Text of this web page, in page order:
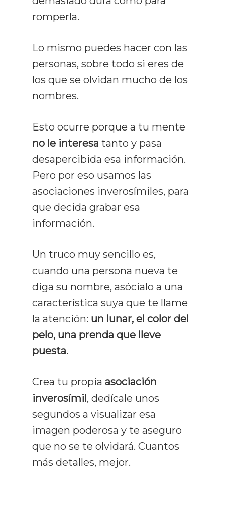
romperla.
Lo mismo puedes hacer con las
personas, sobre todo si eres de
los que se olvidan mucho de los
nombres.
Esto ocurre porque a tu mente
no le interesa tanto y pasa
desapercibida esa información.
Pero por eso usamos las
asociaciones inverosímiles, para
que decida grabar esa
información.
Un truco muy sencillo es,
cuando una persona nueva te
diga su nombre, asócialo a una
característica suya que te llame
la atención: un lunar, el color del
pelo, una prenda que lleve
puesta.
Crea tu propia asociación
inverosímil, dedícale unos
segundos a visualizar esa
imagen poderosa y te aseguro
que no se te olvidará. Cuantos
más detalles, mejor.
Rápida
Recursos
Gratuitos
Prensa Y
Blog
Todos Los Artículos
Lectura Rápida
Comprensión
Productividad
Mentalidad
Contacto